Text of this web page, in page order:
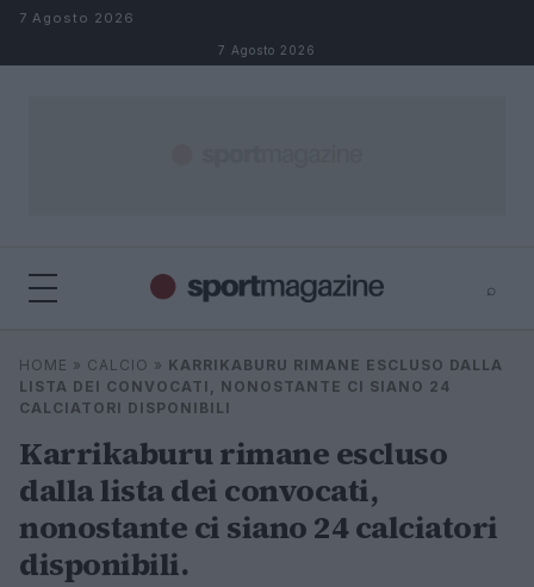
Salta al contenuto
7 Agosto 2026
7 Agosto 2026
⌕
Cerca
⌕ ×
HOME » CALCIO » KARRIKABURU RIMANE ESCLUSO DALLA
LISTA DEI CONVOCATI, NONOSTANTE CI SIANO 24
CALCIATORI DISPONIBILI
Karrikaburu rimane escluso
dalla lista dei convocati,
nonostante ci siano 24 calciatori
disponibili.